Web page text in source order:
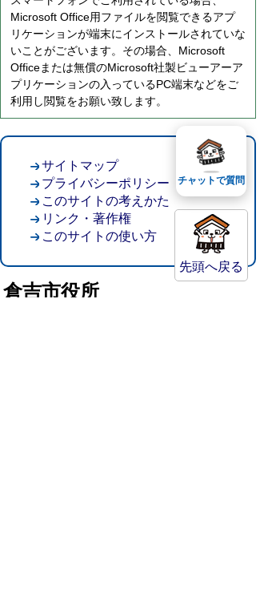
Microsoft Office用ファイルを閲覧できるアプ
リケーションが端末にインストールされていな
いことがございます。その場合、Microsoft
Officeまたは無償のMicrosoft社製ビューアーア
プリケーションの入っているPC端末などをご
利用し閲覧をお願い致します。
先頭へ戻る
サイトマップ
プライバシーポリシー
このサイトの考えかた
リンク・著作権
このサイトの使い方
倉吉市役所
チャットで質問